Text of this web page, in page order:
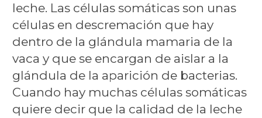
leche. Las células somáticas son unas
células en descremación que hay
dentro de la glándula mamaria de la
vaca y que se encargan de aislar a la
glándula de la aparición de bacterias.
Cuando hay muchas células somáticas
quiere decir que la calidad de la leche